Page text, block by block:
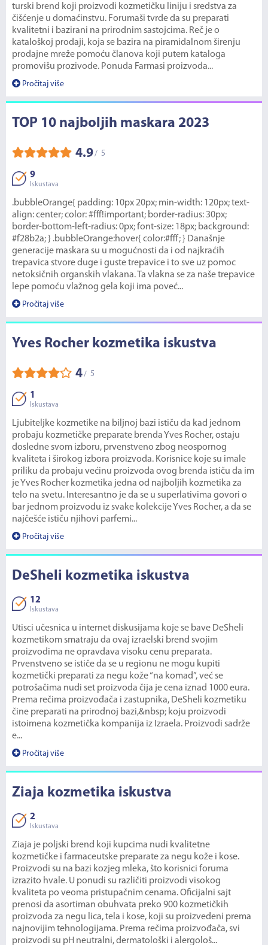
turski brend koji proizvodi kozmetičku liniju i sredstva za
čišćenje u domaćinstvu. Forumaši tvrde da su preparati
kvalitetni i bazirani na prirodnim sastojcima. Reč je o
kataloškoj prodaji, koja se bazira na piramidalnom širenju
prodajne mreže pomoću članova koji putem kataloga
promovišu prozivode. Ponuda Farmasi proizvoda...
Pročitaj više
TOP 10 najboljih maskara 2023
4.9/ 5
9
Iskustava
.bubbleOrange{ padding: 10px 20px; min-width: 120px; text-
align: center; color: #fff!important; border-radius: 30px;
border-bottom-left-radius: 0px; font-size: 18px; background:
#f28b2a; } .bubbleOrange:hover{ color:#fff; } Današnje
generacije maskara su u mogućnosti da i od najkraćih
trepavica stvore duge i guste trepavice i to sve uz pomoc
netoksičnih organskih vlakana. Ta vlakna se za naše trepavice
lepe pomoću vlažnog gela koji ima poveć...
Pročitaj više
Yves Rocher kozmetika iskustva
4/ 5
1
Iskustava
Ljubiteljke kozmetike na biljnoj bazi ističu da kad jednom
probaju kozmetičke preparate brenda Yves Rocher, ostaju
dosledne svom izboru, prvenstveno zbog neospornog
kvaliteta i širokog izbora proizvoda. Korisnice koje su imale
priliku da probaju većinu proizvoda ovog brenda ističu da im
je Yves Rocher kozmetika jedna od najboljih kozmetika za
telo na svetu. Interesantno je da se u superlativima govori o
bar jednom proizvodu iz svake kolekcije Yves Rocher, a da se
najčešće ističu njihovi parfemi...
Pročitaj više
DeSheli kozmetika iskustva
12
Iskustava
Utisci učesnica u internet diskusijama koje se bave DeSheli
kozmetikom smatraju da ovaj izraelski brend svojim
proizvodima ne opravdava visoku cenu preparata.
Prvenstveno se ističe da se u regionu ne mogu kupiti
kozmetički preparati za negu kože “na komad”, već se
potrošačima nudi set proizvoda čija je cena iznad 1000 eura.
Prema rečima proizvođača i zastupnika, DeSheli kozmetiku
čine preparati na prirodnoj bazi,&nbsp; koju proizvodi
istoimena kozmetička kompanija iz Izraela. Proizvodi sadrže
e...
Pročitaj više
Ziaja kozmetika iskustva
2
Iskustava
Ziaja je poljski brend koji kupcima nudi kvalitetne
kozmetičke i farmaceutske preparate za negu kože i kose.
Proizvodi su na bazi kozjeg mleka, što korisnici foruma
izrazito hvale. U ponudi su različiti proizvodi visokog
kvaliteta po veoma pristupačnim cenama. Oficijalni sajt
prenosi da asortiman obuhvata preko 900 kozmetičkih
proizvoda za negu lica, tela i kose, koji su proizvedeni prema
najnovijim tehnologijama. Prema rečima proizvođača, svi
proizvodi su pH neutralni, dermatološki i alergološ...